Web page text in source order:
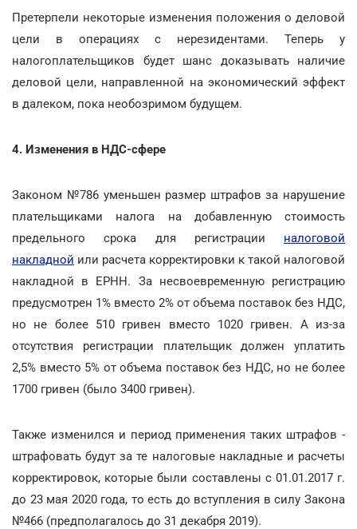
Претерпели некоторые изменения положения о деловой
цели в операциях с нерезидентами. Теперь у
налогоплательщиков будет шанс доказывать наличие
деловой цели, направленной на экономический эффект
в далеком, пока необозримом будущем.
4. Изменения в НДС-сфере
Законом №786 уменьшен размер штрафов за нарушение
плательщиками налога на добавленную стоимость
предельного срока для регистрации налоговой
накладной или расчета корректировки к такой налоговой
накладной в ЕРНН. За несвоевременную регистрацию
предусмотрен 1% вместо 2% от объема поставок без НДС,
но не более 510 гривен вместо 1020 гривен. А из-за
отсутствия регистрации плательщик должен уплатить
2,5% вместо 5% от объема поставок без НДС, но не более
1700 гривен (было 3400 гривен).
Также изменился и период применения таких штрафов -
штрафовать будут за те налоговые накладные и расчеты
корректировок, которые были составлены с 01.01.2017 г.
до 23 мая 2020 года, то есть до вступления в силу Закона
№466 (предполагалось до 31 декабря 2019).